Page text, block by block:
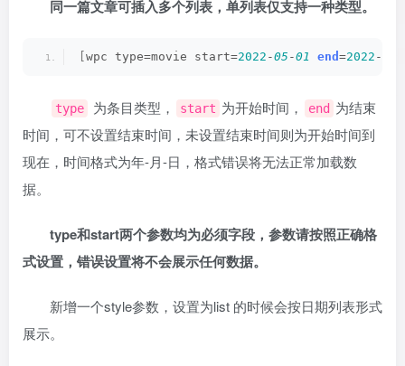
同一篇文章可插入多个列表，单列表仅支持一种类型。
[wpc type=movie start=2022 -05 -01 end =2022 -
type 为条目类型， start 为开始时间， end 为结束
时间，可不设置结束时间，未设置结束时间则为开始时间到
现在，时间格式为年-月-日，格式错误将无法正常加载数
据。
type和start两个参数均为必须字段，参数请按照正确格
式设置，错误设置将不会展示任何数据。
新增一个style参数，设置为list 的时候会按日期列表形式
展示。